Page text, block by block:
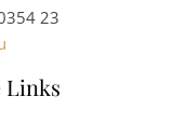
23
Links